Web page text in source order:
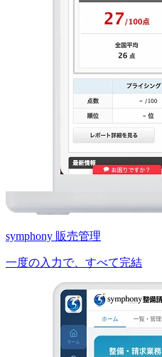
symphony 販売管理
一度の入力で、すべて完結